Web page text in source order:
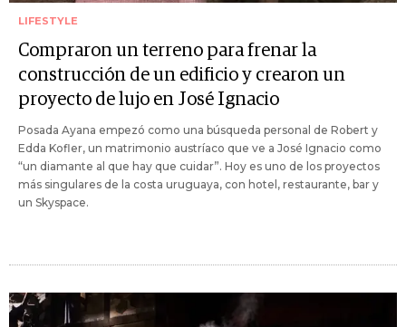
LIFESTYLE
Compraron un terreno para frenar la
construcción de un edificio y crearon un
proyecto de lujo en José Ignacio
Posada Ayana empezó como una búsqueda personal de Robert y
Edda Kofler, un matrimonio austríaco que ve a José Ignacio como
“un diamante al que hay que cuidar”. Hoy es uno de los proyectos
más singulares de la costa uruguaya, con hotel, restaurante, bar y
un Skyspace.